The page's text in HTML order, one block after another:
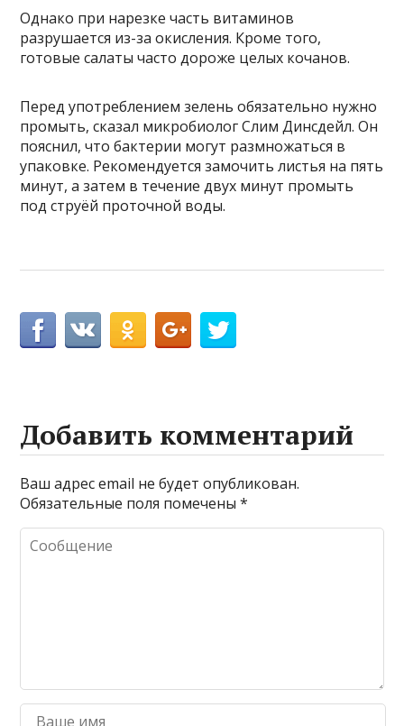
Однако при нарезке часть витаминов
разрушается из-за окисления. Кроме того,
готовые салаты часто дороже целых кочанов.
Перед употреблением зелень обязательно нужно
промыть, сказал микробиолог Слим Динсдейл. Он
пояснил, что бактерии могут размножаться в
упаковке. Рекомендуется замочить листья на пять
минут, а затем в течение двух минут промыть
под струёй проточной воды.
Добавить комментарий
Ваш адрес email не будет опубликован.
Обязательные поля помечены*